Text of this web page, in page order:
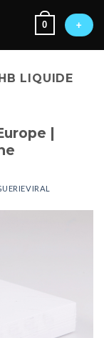
0 +
LIQUIDE
|